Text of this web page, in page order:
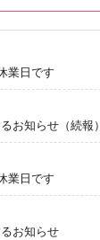
業日です
お知らせ（続報）
業日です
お知らせ